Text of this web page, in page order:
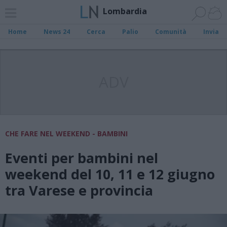
Lombardia
Home News 24 Cerca Palio Comunità Invia
CHE FARE NEL WEEKEND - BAMBINI
Eventi per bambini nel
weekend del 10, 11 e 12 giugno
tra Varese e provincia